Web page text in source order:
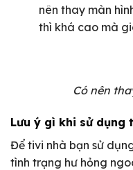
nên thay màn
thì khá cao mà
Có nên
Lưu ý gì khi sử dụng
Để tivi nhà bạn sử
tình trạng hư hỏng